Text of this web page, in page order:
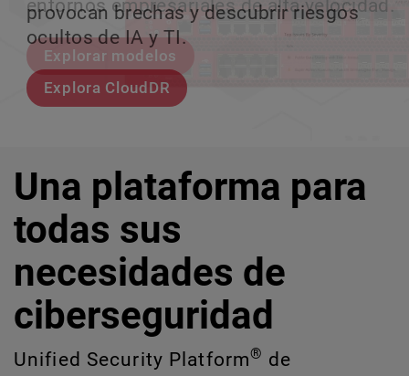
entornos empresariales de alta velocidad.
Explorar modelos
provocan brechas y descubrir riesgos
ocultos de IA y TI.
Explora CloudDR
escalar sin perder ningún pas
Conozcan a Rai
crecimiento escalable.
Conozca WatchGuard EDR
Una plataforma para
todas sus
necesidades de
ciberseguridad
Unified Security Platform® de